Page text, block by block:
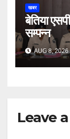
खबर
बेतिया
सम्पन्न
AUG 8, 2026
Leave